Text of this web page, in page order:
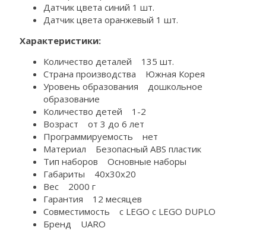
Датчик цвета синий 1 шт.
Датчик цвета оранжевый 1 шт.
Характеристики:
Количество деталей 135 шт.
Страна производства Южная Корея
Уровень образования дошкольное
образование
Количество детей 1-2
Возраст от 3 до 6 лет
Программируемость нет
Материал Безопасный ABS пластик
Тип наборов Основные наборы
Габариты 40х30х20
Вес 2000 г
Гарантия 12 месяцев
Совместимость с LEGO c LEGO DUPLO
Бренд UARO